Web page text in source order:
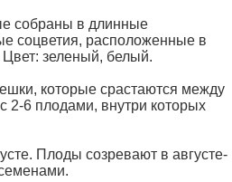
собраны в длинные
соцветия, расположенные в
Цвет: зеленый, белый.
которые срастаются между
2-6 плодами, внутри которых
Плоды созревают в августе-